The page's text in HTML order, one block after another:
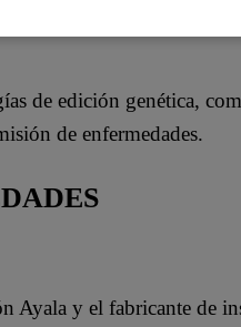
de dengue y otras
de edición genética,
de enfermedades.
Ayala y el fabricante de